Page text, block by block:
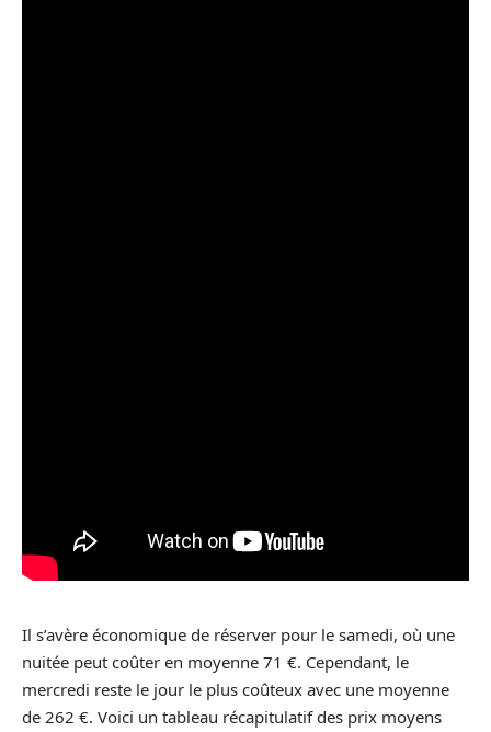
Il s’avère économique de réserver pour le samedi, où une
nuitée peut coûter en moyenne 71 €. Cependant, le
mercredi reste le jour le plus coûteux avec une moyenne
de 262 €. Voici un tableau récapitulatif des prix moyens